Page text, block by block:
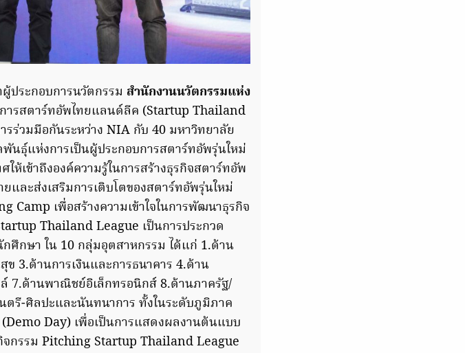
ประกอบการนวัตกรรม สำนักงานนวัตกรรมแห่ง
การสตาร์ทอัพไทยแลนด์ลีค (Startup Thailand
ร่วมมือกันระหว่าง NIA กับ 40 มหาวิทยาลัย
พันธุ์แห่งการเป็นผู้ประกอบการสตาร์ทอัพรุ่นใหม่
เข้าถึงองค์ความรู้ในการสร้างธุรกิจสตาร์ทอัพ
ละส่งเสริมการเติบโตของสตาร์ทอัพรุ่นใหม่
Camp เพื่อสร้างความเข้าใจในการพัฒนาธุรกิจ
Thailand League เป็นการประกวด
ศึกษา ใน 10 กลุ่มอุตสาหกรรม ได้แก่ 1.ด้าน
3.ด้านการเงินและการธนาคาร 4.ด้าน
7.ด้านพาณิชย์อิเล็กทรอนิกส์ 8.ด้านภาครัฐ/
รี-ศิลปะและนันทนาการ ทั้งในระดับภูมิภาค
Day) เพื่อเป็นการแสดงผลงานต้นแบบ
กรรม Pitching Startup Thailand League